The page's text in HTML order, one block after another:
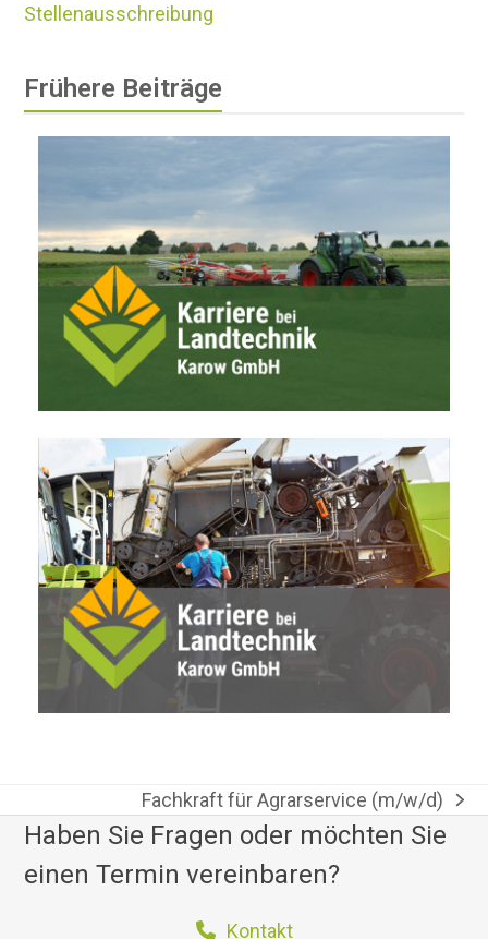
Stellenausschreibung
Frühere Beiträge
Nächster
Beitrag:
Fachkraft für Agrarservice (m/w/d)
Haben Sie Fragen oder möchten Sie
einen Termin vereinbaren?
Kontakt